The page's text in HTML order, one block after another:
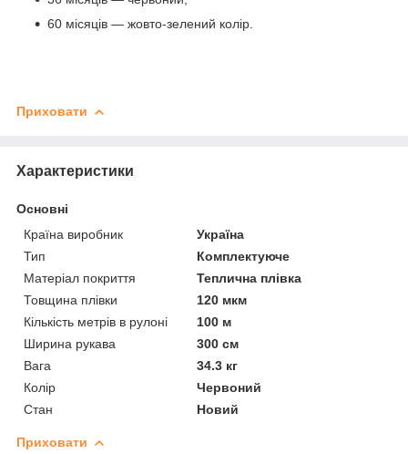
60 місяців — жовто-зелений колір.
Приховати
Характеристики
Основні
Країна виробник
Україна
Тип
Комплектуюче
Матеріал покриття
Теплична плівка
Товщина плівки
120 мкм
Кількість метрів в рулоні
100 м
Ширина рукава
300 см
Вага
34.3 кг
Колір
Червоний
Стан
Новий
Приховати